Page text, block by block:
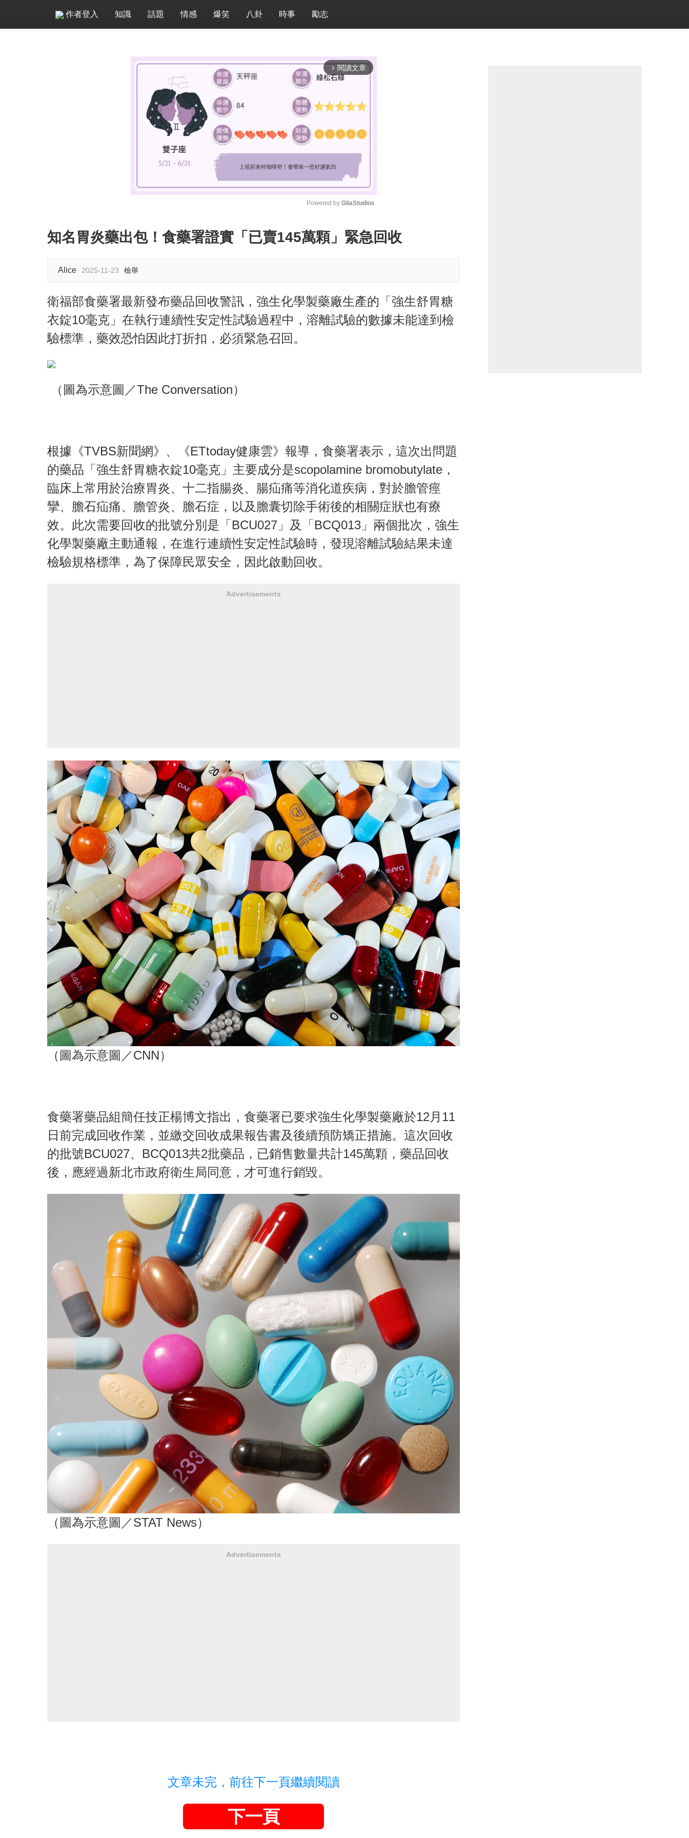
作者登入 知識 話題 情感 爆笑 八卦 時事 勵志
arrow_forward_ios 閱讀文章
u
Powered by GliaStudios
知名胃炎藥出包！食藥署證實「已賣145萬顆」緊急回收
Alice 2025-11-23 檢舉
衛福部食藥署最新發布藥品回收警訊，強生化學製藥廠生產的「強生舒胃糖
衣錠10毫克」在執行連續性安定性試驗過程中，溶離試驗的數據未能達到檢
驗標準，藥效恐怕因此打折扣，必須緊急召回。
（圖為示意圖／The Conversation）
根據《TVBS新聞網》、《ETtoday健康雲》報導，食藥署表示，這次出問題
的藥品「強生舒胃糖衣錠10毫克」主要成分是scopolamine bromobutylate，
臨床上常用於治療胃炎、十二指腸炎、腸疝痛等消化道疾病，對於膽管痙
攣、膽石疝痛、膽管炎、膽石症，以及膽囊切除手術後的相關症狀也有療
效。此次需要回收的批號分別是「BCU027」及「BCQ013」兩個批次，強生
化學製藥廠主動通報，在進行連續性安定性試驗時，發現溶離試驗結果未達
檢驗規格標準，為了保障民眾安全，因此啟動回收。
Advertisements
（圖為示意圖／CNN）
食藥署藥品組簡任技正楊博文指出，食藥署已要求強生化學製藥廠於12月11
日前完成回收作業，並繳交回收成果報告書及後續預防矯正措施。這次回收
的批號BCU027、BCQ013共2批藥品，已銷售數量共計145萬顆，藥品回收
後，應經過新北市政府衛生局同意，才可進行銷毀。
（圖為示意圖／STAT News）
Advertisements
文章未完，前往下一頁繼續閱讀
下一頁